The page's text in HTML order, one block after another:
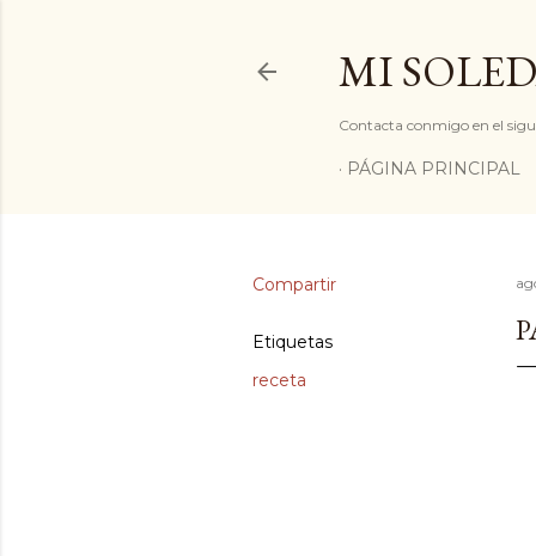
MI
Contacta conmigo en el
PÁGINA PRINCIPAL
Compartir
Etiquetas
receta